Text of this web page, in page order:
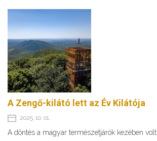
A Zengő-kilátó lett az Év Kilátója
2025. 10. 01.
A döntés a magyar természetjárók kezében volt.